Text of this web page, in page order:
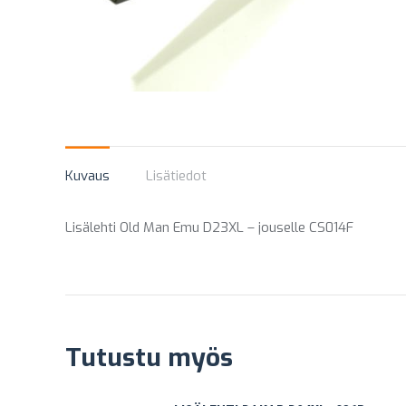
Kuvaus Lisätiedot
Lisälehti Old Man Emu D23XL – jouselle CS014F
Tutustu myös